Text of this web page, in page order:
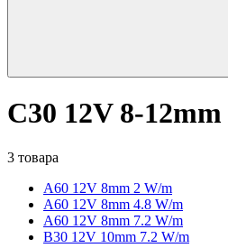
C30 12V 8-
3 товара
A60 12V 8mm 2 W/m
A60 12V 8mm 4.8 W/m
A60 12V 8mm 7.2 W/m
B30 12V 10mm 7.2 W/m